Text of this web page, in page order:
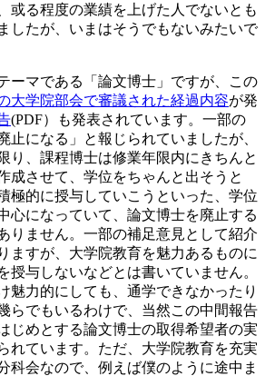
或る程度の業績を上げた人でないとも
したが、いまはそうでもないみたいで
ーマである「論文博士」ですが、この
大学院部会で審議された経過内容が発
(PDF）も発表されています。一部の
止になる」と報じられていましたが、
り、課程博士は修業年限内にきちんと
成させて、学位をちゃんと出そうと
極的に授与していこうといった、学位
心になっていて、論文博士を廃止する
りません。一部の補足意見として紹介
ますが、大学院教育を魅力あるものに
授与しないなどとは書いていません。
魅力的にしても、通学できなかったり
らでもいるわけで、当然この中間報告
じめとする論文博士の取得希望者の実
れています。ただ、大学院教育を充実
科会なので、例えば僕のように途中ま